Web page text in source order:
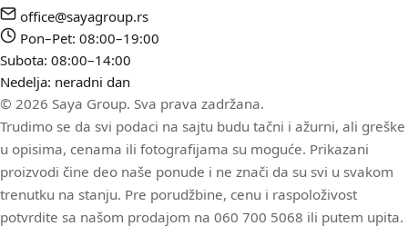
office@sayagroup.rs
Pon–Pet: 08:00–19:00
Subota: 08:00–14:00
Nedelja: neradni dan
© 2026 Saya Group. Sva prava zadržana.
Trudimo se da svi podaci na sajtu budu tačni i ažurni, ali greške
u opisima, cenama ili fotografijama su moguće. Prikazani
proizvodi čine deo naše ponude i ne znači da su svi u svakom
trenutku na stanju. Pre porudžbine, cenu i raspoloživost
potvrdite sa našom prodajom na 060 700 5068 ili putem upita.